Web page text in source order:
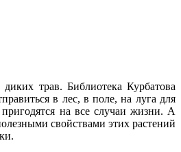
трав. Библиотека Курбатова
в лес, в поле, на луга для
на все случаи жизни. А
свойствами этих растений